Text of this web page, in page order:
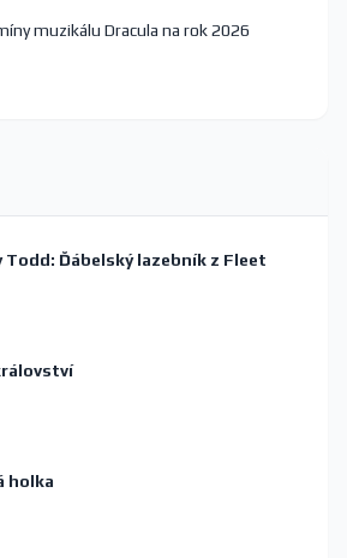
muzikálu Dracula na rok 2026
Todd: Ďábelský lazebník z Fleet
holka